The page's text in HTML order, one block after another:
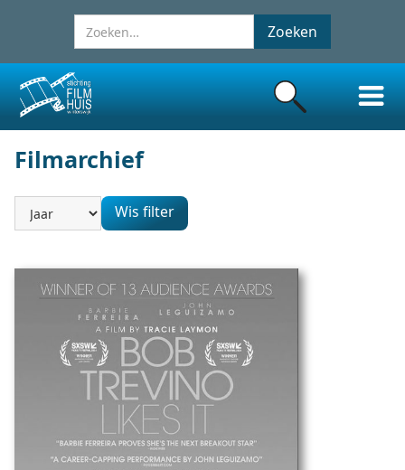
Filmarchief
Wis filter